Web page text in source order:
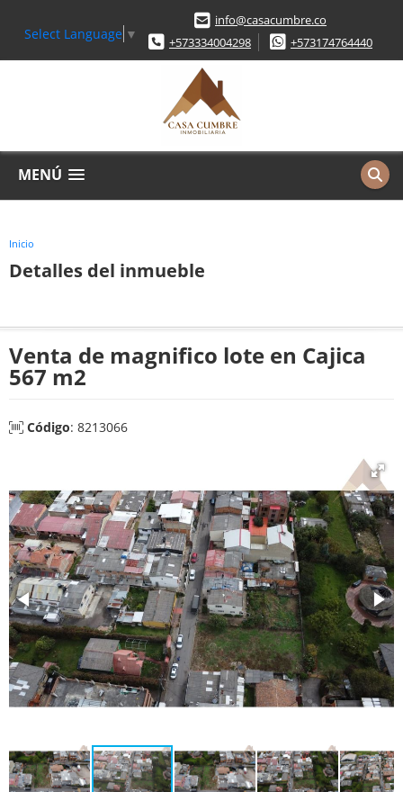
Select Language ▼
info@casacumbre.co
+573334004298
+573174764440
MENÚ
Inicio
Detalles del inmueble
Venta de magnifico lote en Cajica
567 m2
Código: 8213066